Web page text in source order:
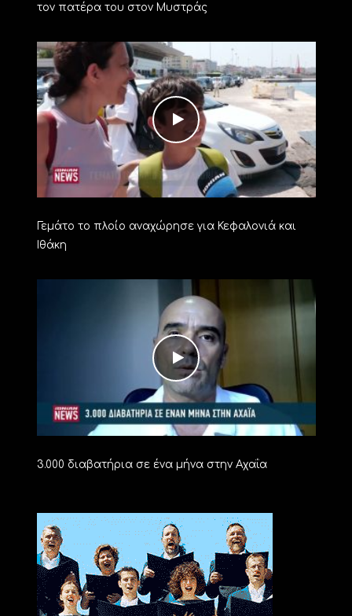
τον πατέρα του στον Μυστράς
Γεμάτο το πλοίο αναχώρησε για Κεφαλονιά και
Ιθάκη
3.000 διαβατήρια σε ένα μήνα στην Αχαΐα